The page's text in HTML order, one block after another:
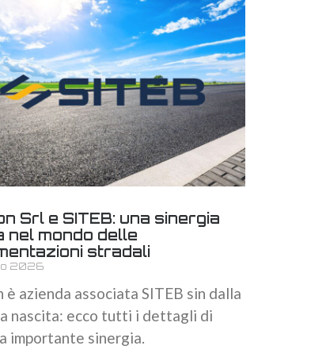
Srl e SITEB: una sinergia
nel mondo delle
stradali
2026
è azienda associata SITEB sin dalla
nascita: ecco tutti i dettagli di
importante sinergia.